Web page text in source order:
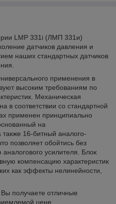
LMP 331i (ЛМП 331и)
датчиков давления и
наших стандартных датчиков
применения в
высоким требованиям по
Механическая
в соответствии со стандартной
применен принципиально
на
16-битный аналого-
позволяет обойтись без
усилителя. Блок
компенсацию характеристик
как эффекты нелинейности,
получаете отличные
цене.